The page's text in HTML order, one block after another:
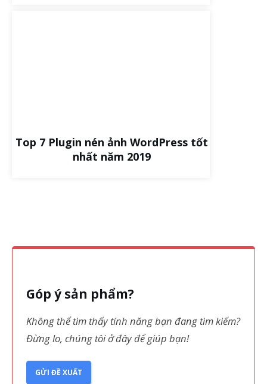
Top 7 Plugin nén ảnh WordPress tốt
nhất năm 2019
Góp ý sản phẩm?
Không thể tìm thấy tính năng bạn đang tìm kiếm?
Đừng lo, chúng tôi ở đây để giúp bạn!
GỬI ĐỀ XUẤT